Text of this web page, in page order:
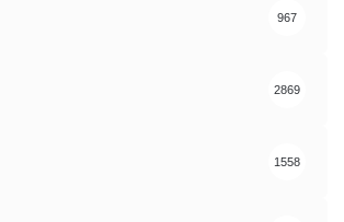
967
2869
1558